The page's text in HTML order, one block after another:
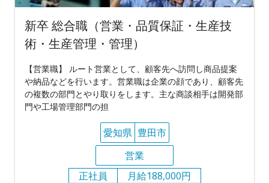
新卒 総合職（営業・品質保証・生産技
術・生産管理・管理）
【営業職】 ルート営業として、顧客先へ訪問し商品提案
や納品などを行います。営業職は企業の顔であり、顧客先
の複数の部門とやり取りをします。主な商談相手は開発部
門や工場管理部門の担
愛知県 豊田市
営業
正社員
月給188,000円